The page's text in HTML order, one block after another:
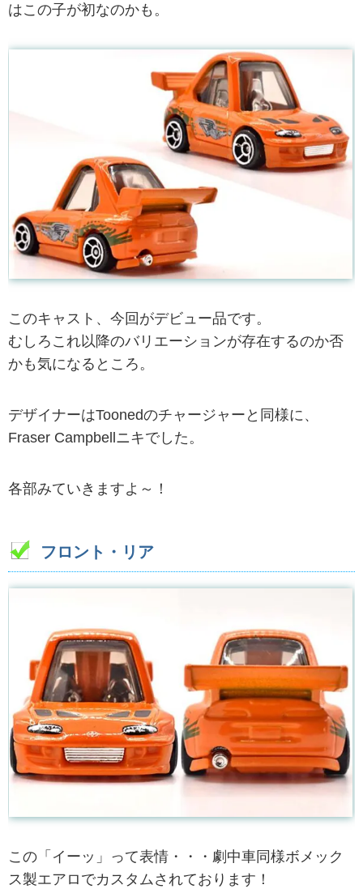
はこの子が初なのかも。
このキャスト、今回がデビュー品です。
むしろこれ以降のバリエーションが存在するのか否
かも気になるところ。
デザイナーはToonedのチャージャーと同様に、
Fraser Campbellニキでした。
各部みていきますよ～！
フロント・リア
この「イーッ」って表情・・・劇中車同様ボメック
ス製エアロでカスタムされております！